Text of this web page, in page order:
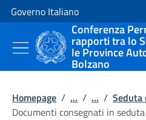
Vai al contenuto
Vai alla navigazione del sito
Governo Italiano
Conferenza
rapporti tra lo
le Province
Bolzano
Homepage / ... / ... / Seduta
Documenti consegnati in